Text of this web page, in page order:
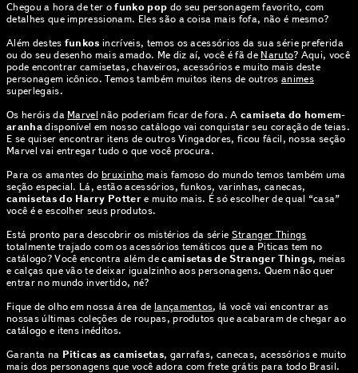
Chegou a hora de ter ofunko pop do seu personagem favorito, com
detalhes que impressionam. Eles são a coisa mais fofa, não é mesmo?
Além destes funkos incríveis, temos os acessórios da sua série preferida
ou do seu desenho mais amado. Me diz aí, você é fã de Naruto? Aqui, você
pode encontrar camisetas, chaveiros, acessórios e muito mais deste
personagem icônico. Temos também muitos itens de outros animes
superlegais.
Os heróis da Marvel não poderiam ficar de fora. Acamiseta do homem-
aranhadisponível em nosso catálogo vai conquistar seu coração de teias.
E se quiser encontrar itens de outros Vingadores, ficou fácil, nossa seção
Marvel vai entregar tudo o que você procura.
Para os amantes dobruxinho mais famoso do mundo temos também uma
seção especial. Lá, estão acessórios, funkos, varinhas, canecas,
camisetas do Harry Potter e muito mais. É só escolher de qual “casa”
você é e escolher seus produtos.
Está pronto para descobrir os mistérios da série Stranger Things
totalmente trajado com os acessórios temáticos que a Piticas tem no
catálogo? Você encontra além decamisetas de Stranger Things, meias
e calças que vão te deixar igualzinho aos personagens. Quem não quer
entrar no mundo invertido, né?
Fique de olho em nossa área de lançamentos, lá você vai encontrar as
nossas últimas coleções de roupas, produtos que acabaram de chegar ao
catálogo e itens inéditos.
Garanta na Piticas as camisetas, garrafas, canecas, acessórios e muito
mais dos personagens que você adora com frete grátis para todo Brasil.